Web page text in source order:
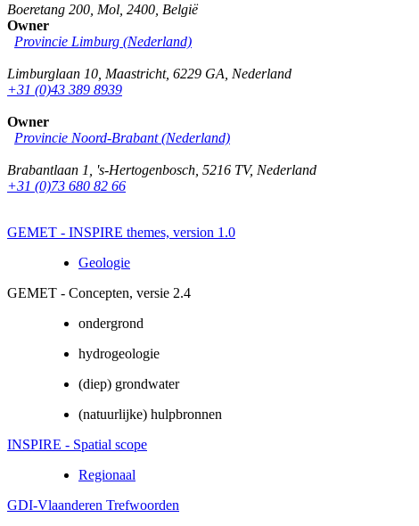
Boeretang 200 Mol 2400 België
Owner
Provincie Limburg (Nederland)
Limburglaan 10 Maastricht, 6229 GA Nederland
+31 (0)43 389 8939
Owner
Provincie Noord-Brabant (Nederland)
Brabantlaan 1 's-Hertogenbosch 5216 TV, Nederland
+31 (0)73 680 82 66
GEMET - INSPIRE themes, version 1.0
Geologie
GEMET - Concepten, versie 2.4
ondergrond
hydrogeologie
(diep) grondwater
(natuurlijke) hulpbronnen
INSPIRE - Spatial scope
Regionaal
GDI-Vlaanderen Trefwoorden